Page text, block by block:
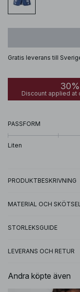
Gratis leverans till
Discount applied at
PASSFORM
Liten
PRODUKTBESKRIVNING
MATERIAL OCH
STORLEKSGUIDE
LEVERANS OCH RETUR
Andra köpte även